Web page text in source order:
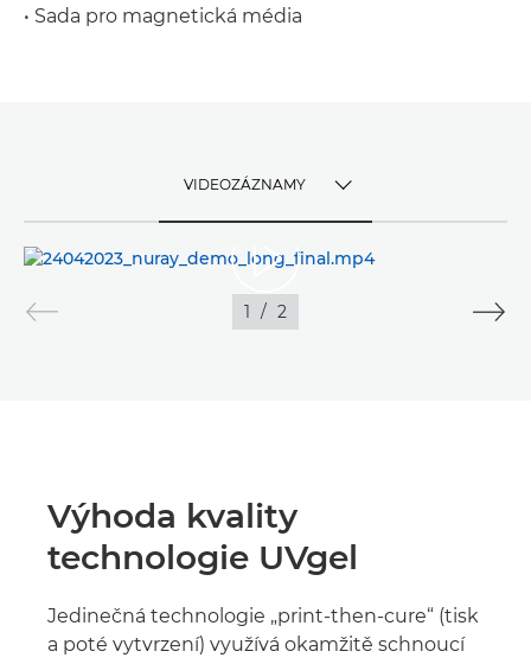
• Sada pro magnetická média
VIDEOZÁZNAMY
VIDEOZÁZNAMY
SNÍMKY
1 / 2
Výhoda kvality
technologie UVgel
Jedinečná technologie „print-then-cure“ (tisk
a poté vytvrzení) využívá okamžitě schnoucí